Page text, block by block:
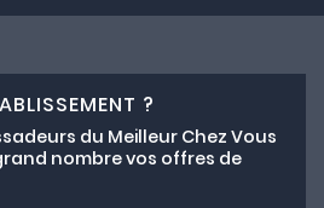
?
du Meilleur Chez Vous
nombre vos offres de